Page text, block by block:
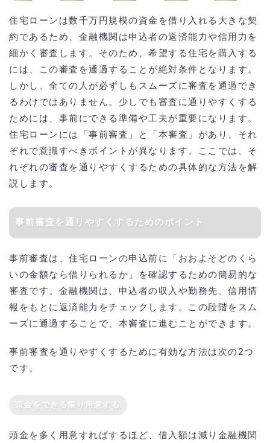
住宅ローンは数千万円規模の資金を借り入れる大きな契
約であるため、金融機関は申込者の返済能力や信用力を
細かく審査します。そのため、希望する住宅を購入する
には、この審査を通過することが絶対条件となります。
しかし、全ての人が必ずしもスムーズに審査を通過でき
るわけではありません。少しでも審査に通りやすくする
ためには、事前にできる準備や工夫が重要になります。
住宅ローンには「事前審査」と「本審査」があり、それ
ぞれで意識すべきポイントが異なります。ここでは、そ
れぞれの審査を通りやすくするための具体的な方法を解
説します。
事前審査を通りやすくするためのポイント
事前審査は、住宅ローンの申込前に「おおよそどのくら
いの金額なら借りられるか」を確認するための簡易的な
審査です。金融機関は、申込者の収入や勤務先、信用情
報をもとに返済能力をチェックします。この段階をスム
ーズに通過することで、本審査に進むことができます。
事前審査を通りやすくするために有効な方法は次の2つ
です。
頭金をできる限り用意する
頭金を多く用意すればするほど、借入額は減り金融機関